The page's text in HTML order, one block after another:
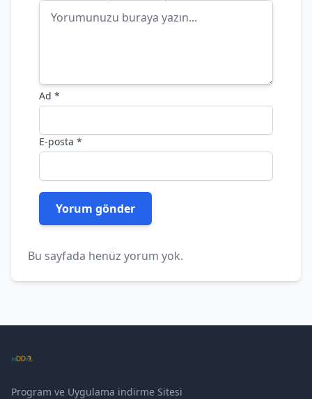
Ad *
E-posta *
Bu sayfada henüz yorum yok.
Program ve Uygulama indirme Sitesi